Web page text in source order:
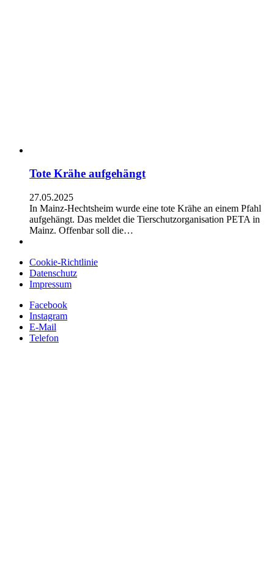
Tote Krähe aufgehängt
27.05.2025
In Mainz-Hechtsheim wurde eine tote Krähe an einem Pfahl
aufgehängt. Das meldet die Tierschutzorganisation PETA in
Mainz. Offenbar soll die…
Cookie-Richtlinie
Datenschutz
Impressum
Facebook
Instagram
E-Mail
Telefon